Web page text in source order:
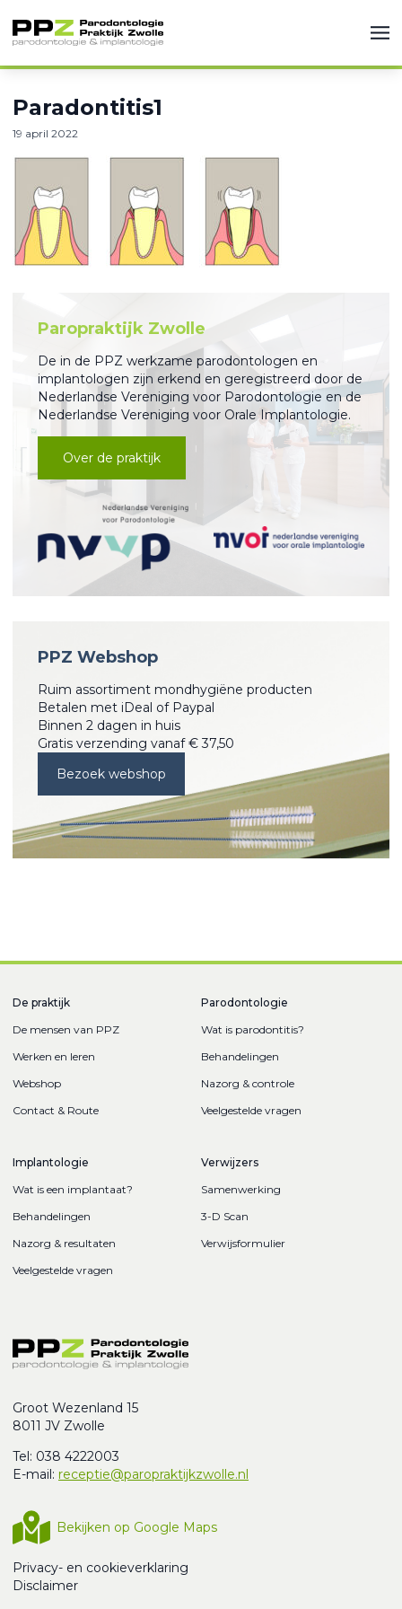
Paradontitis1
19 april 2022
Paropraktijk Zwolle
De in de PPZ werkzame parodontologen en
implantologen zijn erkend en geregistreerd door de
Nederlandse Vereniging voor Parodontologie en de
Nederlandse Vereniging voor Orale Implantologie.
Over de praktijk
PPZ Webshop
Ruim assortiment mondhygiëne producten
Betalen met iDeal of Paypal
Binnen 2 dagen in huis
Gratis verzending vanaf € 37,50
Bezoek webshop
De praktijk
De mensen van PPZ
Werken en leren
Webshop
Contact & Route
Parodontologie
Wat is parodontitis?
Behandelingen
Nazorg & controle
Veelgestelde vragen
Implantologie
Wat is een implantaat?
Behandelingen
Nazorg & resultaten
Veelgestelde vragen
Verwijzers
Samenwerking
3-D Scan
Verwijsformulier
Groot Wezenland 15
8011 JV Zwolle
Tel: 038 4222003
E-mail: receptie@paropraktijkzwolle.nl
Bekijken op Google Maps
Privacy- en cookieverklaring
Disclaimer